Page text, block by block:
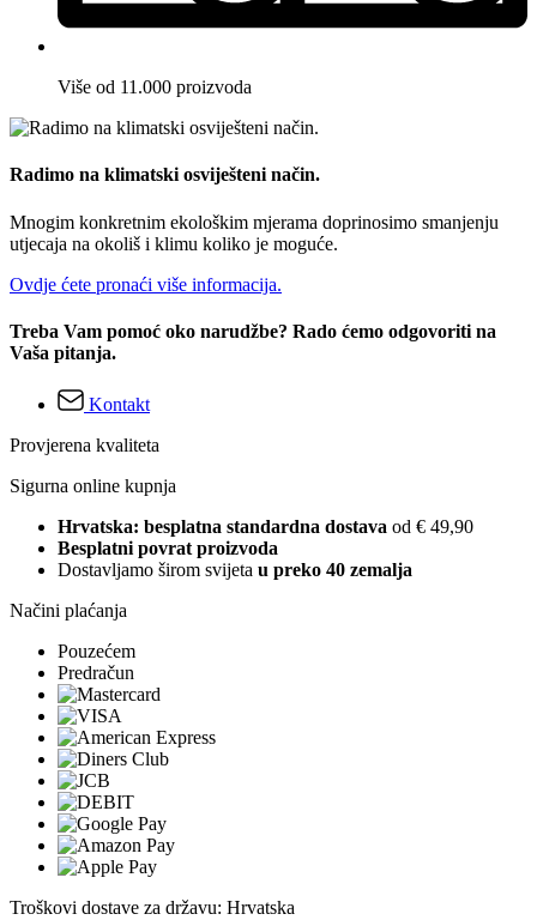
Više od 11.000 proizvoda
Radimo na klimatski osviješteni način.
Mnogim konkretnim ekološkim mjerama doprinosimo smanjenju
utjecaja na okoliš i klimu koliko je moguće.
Ovdje ćete pronaći više informacija.
Treba Vam pomoć oko narudžbe? Rado ćemo odgovoriti na
Vaša pitanja.
Kontakt
Provjerena kvaliteta
Sigurna online kupnja
Hrvatska: besplatna standardna dostava od € 49,90
Besplatni povrat proizvoda
Dostavljamo širom svijeta u preko 40 zemalja
Načini plaćanja
Pouzećem
Predračun
Troškovi dostave za državu: Hrvatska